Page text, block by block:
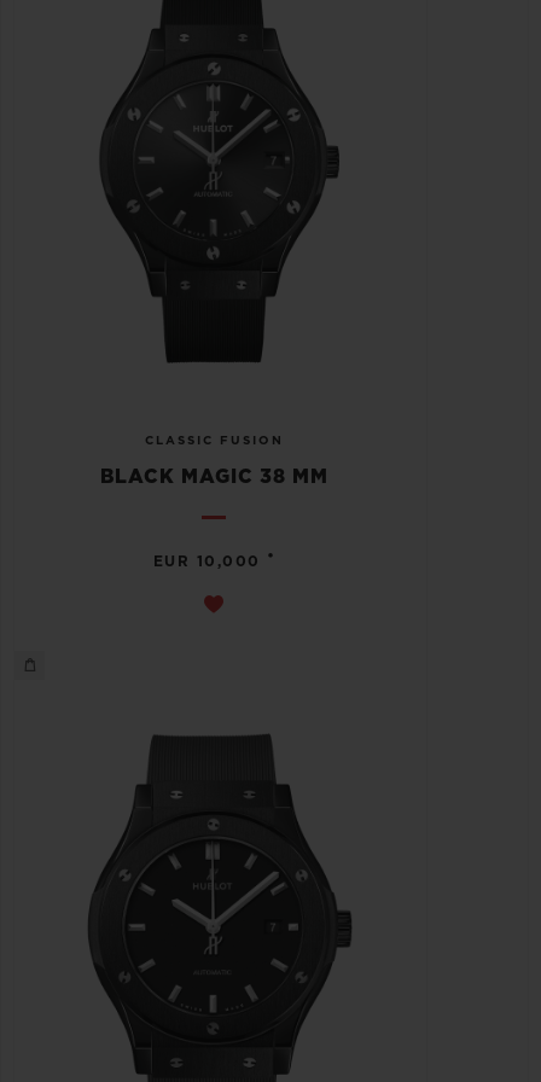
CLASSIC FUSION
BLACK MAGIC 38 MM
EUR 10,000 •